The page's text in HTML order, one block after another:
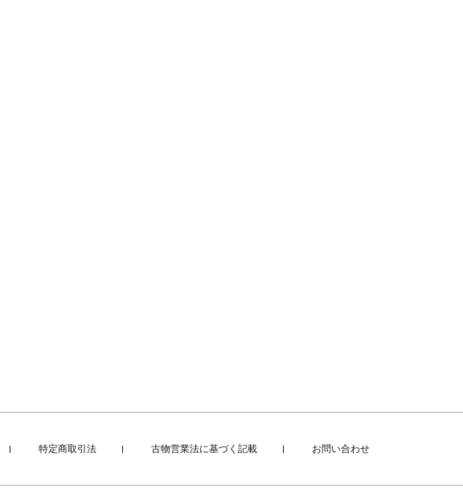
特定商取引法 古物営業法に基づく記載 お問い合わせ